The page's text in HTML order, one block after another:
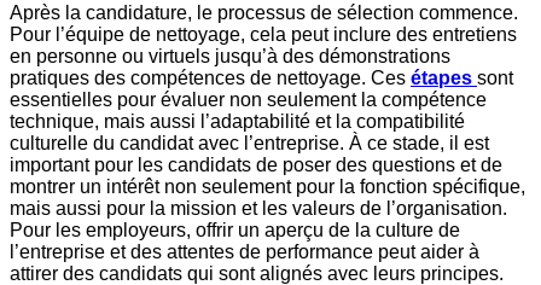
Après la candidature, le processus de sélection commence.
Pour l’équipe de nettoyage, cela peut inclure des entretiens
en personne ou virtuels jusqu’à des démonstrations
pratiques des compétences de nettoyage. Ces étapes sont
essentielles pour évaluer non seulement la compétence
technique, mais aussi l’adaptabilité et la compatibilité
culturelle du candidat avec l’entreprise. À ce stade, il est
important pour les candidats de poser des questions et de
montrer un intérêt non seulement pour la fonction spécifique,
mais aussi pour la mission et les valeurs de l’organisation.
Pour les employeurs, offrir un aperçu de la culture de
l’entreprise et des attentes de performance peut aider à
attirer des candidats qui sont alignés avec leurs principes.